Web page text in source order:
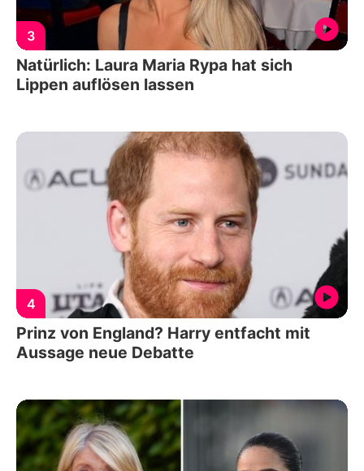
3
Natürlich: Laura Maria Rypa hat sich
Lippen auflösen lassen
4
Prinz von England? Harry entfacht mit
Aussage neue Debatte